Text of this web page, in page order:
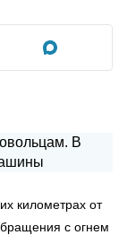
километрах от
с огнем